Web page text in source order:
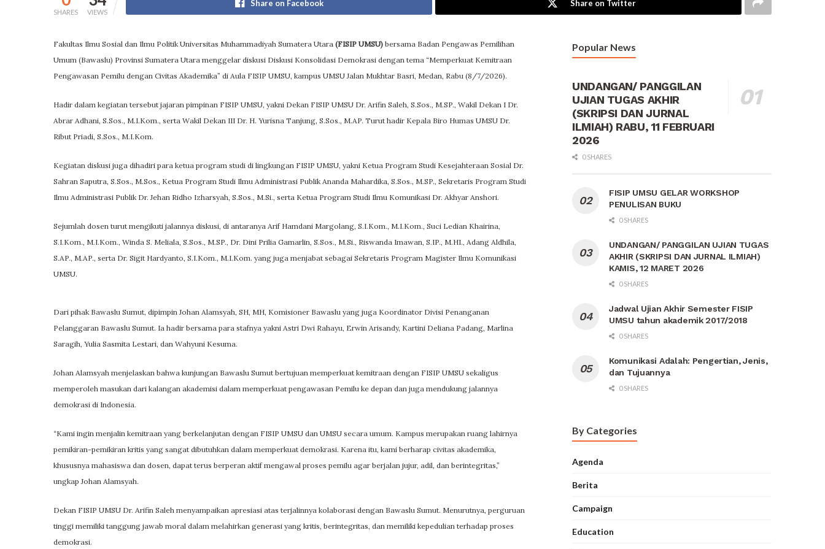
SHARES VIEWS
Share on Facebook Share on Twitter
Fakultas Ilmu Sosial dan Ilmu Politik Universitas Muhammadiyah Sumatera Utara (FISIP UMSU) bersama Badan Pengawas Pemilihan
Umum (Bawaslu) Provinsi Sumatera Utara menggelar diskusi Diskusi Konsolidasi Demokrasi dengan tema “Memperkuat Kemitraan
Pengawasan Pemilu dengan Civitas Akademika” di Aula FISIP UMSU, kampus UMSU Jalan Mukhtar Basri, Medan, Rabu (8/7/2026).
Hadir dalam kegiatan tersebut jajaran pimpinan FISIP UMSU, yakni Dekan FISIP UMSU Dr. Arifin Saleh, S.Sos., M.SP., Wakil Dekan I Dr.
Abrar Adhani, S.Sos., M.I.Kom., serta Wakil Dekan III Dr. H. Yurisna Tanjung, S.Sos., M.AP. Turut hadir Kepala Biro Humas UMSU Dr.
Ribut Priadi, S.Sos., M.I.Kom.
Kegiatan diskusi juga dihadiri para ketua program studi di lingkungan FISIP UMSU, yakni Ketua Program Studi Kesejahteraan Sosial Dr.
Sahran Saputra, S.Sos., M.Sos., Ketua Program Studi Ilmu Administrasi Publik Ananda Mahardika, S.Sos., M.SP., Sekretaris Program Studi
Ilmu Administrasi Publik Dr. Jehan Ridho Izharsyah, S.Sos., M.Si., serta Ketua Program Studi Ilmu Komunikasi Dr. Akhyar Anshori.
Sejumlah dosen turut mengikuti jalannya diskusi, di antaranya Arif Hamdani Margolang, S.I.Kom., M.I.Kom., Suci Ledian Khairina,
S.I.Kom., M.I.Kom., Winda S. Meliala, S.Sos., M.SP., Dr. Dini Prilia Gamarlin, S.Sos., M.Si., Riswanda Imawan, S.IP., M.HI., Adang Aldhila,
S.AP., M.AP., serta Dr. Sigit Hardyanto, S.I.Kom., M.I.Kom. yang juga menjabat sebagai Sekretaris Program Magister Ilmu Komunikasi
UMSU.
Dari pihak Bawaslu Sumut, dipimpin Johan Alamsyah, SH, MH, Komisioner Bawaslu yang juga Koordinator Divisi Penanganan
Pelanggaran Bawaslu Sumut. Ia hadir bersama para stafnya yakni Astri Dwi Rahayu, Erwin Arisandy, Kartini Deliana Padang, Marlina
Saragih, Yulia Sasmita Lestari, dan Wahyuni Kesuma.
Johan Alamsyah menjelaskan bahwa kunjungan Bawaslu Sumut bertujuan memperkuat kemitraan dengan FISIP UMSU sekaligus
memperoleh masukan dari kalangan akademisi dalam memperkuat pengawasan Pemilu ke depan dan juga mendukung jalannya
demokrasi di Indonesia.
“Kami ingin menjalin kemitraan yang berkelanjutan dengan FISIP UMSU dan UMSU secara umum. Kampus merupakan ruang lahirnya
pemikiran-pemikiran kritis yang sangat dibutuhkan dalam memperkuat demokrasi. Karena itu, kami berharap civitas akademika,
khususnya mahasiswa dan dosen, dapat terus berperan aktif mengawal proses pemilu agar berjalan jujur, adil, dan berintegritas,”
ungkap Johan Alamsyah.
Dekan FISIP UMSU Dr. Arifin Saleh menyampaikan apresiasi atas terjalinnya kolaborasi dengan Bawaslu Sumut. Menurutnya, perguruan
tinggi memiliki tanggung jawab moral dalam melahirkan generasi yang kritis, berintegritas, dan memiliki kepedulian terhadap proses
demokrasi.
Popular News
UNDANGAN/ PANGGILAN
UJIAN TUGAS AKHIR
(SKRIPSI DAN JURNAL
ILMIAH) RABU, 11 FEBRUARI
2026
0 SHARES
FISIP UMSU GELAR WORKSHOP
PENULISAN BUKU
0 SHARES
UNDANGAN/ PANGGILAN UJIAN TUGAS
AKHIR (SKRIPSI DAN JURNAL ILMIAH)
KAMIS, 12 MARET 2026
0 SHARES
Jadwal Ujian Akhir Semester FISIP
UMSU tahun akademik 2017/2018
0 SHARES
Komunikasi Adalah: Pengertian, Jenis,
dan Tujuannya
0 SHARES
By Categories
Agenda
Berita
Campaign
Education